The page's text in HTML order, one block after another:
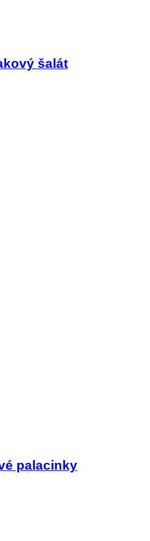
šalát
palacinky